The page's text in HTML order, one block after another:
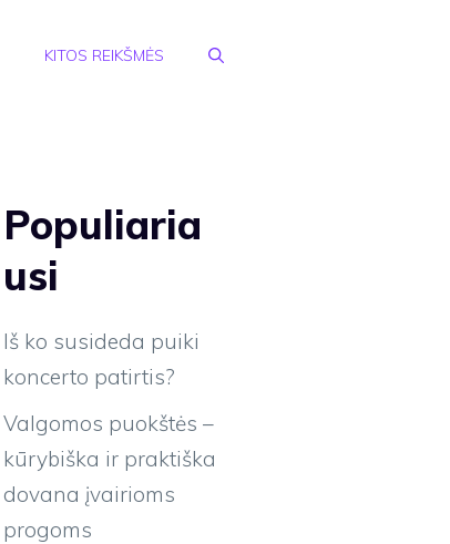
KITOS REIKŠMĖS
Populiaria
usi
Iš ko susideda puiki
koncerto patirtis?
Valgomos puokštės –
kūrybiška ir praktiška
dovana įvairioms
progoms